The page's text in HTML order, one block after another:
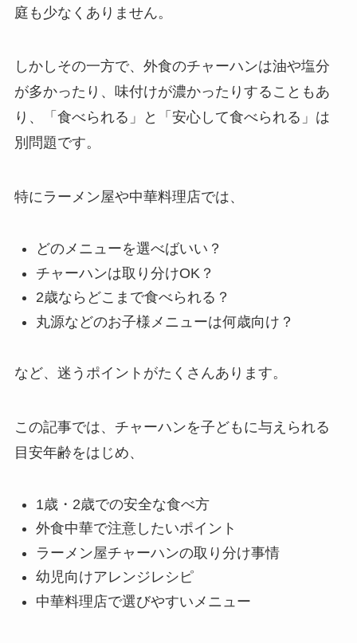
庭も少なくありません。
しかしその一方で、外食のチャーハンは油や塩分
が多かったり、味付けが濃かったりすることもあ
り、「食べられる」と「安心して食べられる」は
別問題です。
特にラーメン屋や中華料理店では、
どのメニューを選べばいい？
チャーハンは取り分けOK？
2歳ならどこまで食べられる？
丸源などのお子様メニューは何歳向け？
など、迷うポイントがたくさんあります。
この記事では、チャーハンを子どもに与えられる
目安年齢をはじめ、
1歳・2歳での安全な食べ方
外食中華で注意したいポイント
ラーメン屋チャーハンの取り分け事情
幼児向けアレンジレシピ
中華料理店で選びやすいメニュー